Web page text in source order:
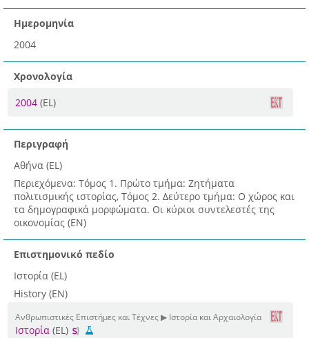
Ημερομηνία
2004
Χρονολογία
2004 (EL)
Περιγραφή
Αθήνα (EL)
Περιεχόμενα: Τόμος 1. Πρώτο τμήμα: Ζητήματα
πολιτισμικής ιστορίας, Τόμος 2. Δεύτερο τμήμα: Ο χώρος και
τα δημογραφικά μορφώματα. Οι κύριοι συντελεστές της
οικονομίας (EN)
Επιστημονικό πεδίο
Ιστορία (EL)
History (EN)
Ανθρωπιστικές Επιστήμες και Τέχνες ▶ Ιστορία και Αρχαιολογία
Ιστορία (EL)